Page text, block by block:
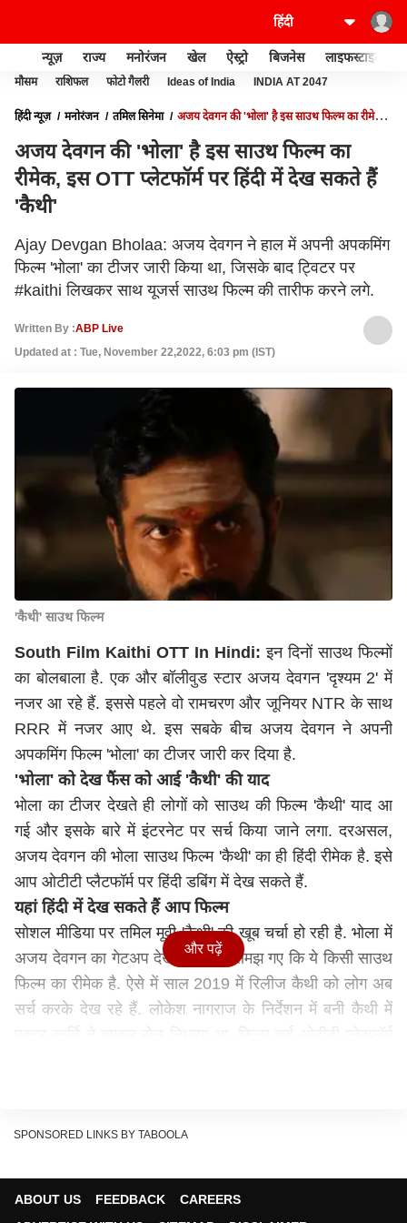
न्यूज़ राज्य मनोरंजन खेल ऐस्ट्रो बिजनेस लाइफस्टाइल
मौसम राशिफल फोटो गैलरी Ideas of India INDIA AT 2047
हिंदी न्यूज़ मनोरंजन तमिल सिनेमा
अजय देवगन की 'भोला' है इस साउथ फिल्म का रीमेक,
अजय देवगन की 'भोला' है इस साउथ फिल्म का
रीमेक, इस OTT प्लेटफॉर्म पर हिंदी में देख सकते हैं
'कैथी'
Ajay Devgan Bholaa: अजय देवगन ने हाल में अपनी अपकमिंग
फिल्म 'भोला' का टीजर जारी किया था, जिसके बाद ट्विटर पर
#kaithi लिखकर साथ यूजर्स साउथ फिल्म की तारीफ करने लगे.
Written By :ABP Live
Updated at : Tue, November 22,2022, 6:03 pm (IST)
'कैथी' साउथ फिल्म
South Film Kaithi OTT In Hindi: इन दिनों साउथ फिल्मों
का बोलबाला है. एक और बॉलीवुड स्टार अजय देवगन 'दृश्यम 2' में
नजर आ रहे हैं. इससे पहले वो रामचरण और जूनियर NTR के साथ
RRR में नजर आए थे. इस सबके बीच अजय देवगन ने अपनी
अपकमिंग फिल्म 'भोला' का टीजर जारी कर दिया है.
'भोला' को देख फैंस को आई 'कैथी' की याद
भोला का टीजर देखते ही लोगों को साउथ की फिल्म 'कैथी' याद आ
गई और इसके बारे में इंटरनेट पर सर्च किया जाने लगा. दरअसल,
अजय देवगन की भोला साउथ फिल्म 'कैथी' का ही हिंदी रीमेक है. इसे
आप ओटीटी प्लैटफॉर्म पर हिंदी डबिंग में देख सकते हैं.
यहां हिंदी में देख सकते हैं आप फिल्म
सोशल मीडिया पर तमिल मूवी 'कैथी' की खूब चर्चा हो रही है. भोला में
अजय देवगन का गेटअप देखते ही फैंस समझ गए कि ये किसी साउथ
फिल्म का रीमेक है. ऐसे में साल 2019 में रिलीज कैथी को लोग अब
सर्च करके देख रहे हैं. लोकेश नागराज के निर्देशन में बनी कैथी में
और पढ़ें
SPONSORED LINKS BY TABOOLA
ABOUT US FEEDBACK
CAREERS